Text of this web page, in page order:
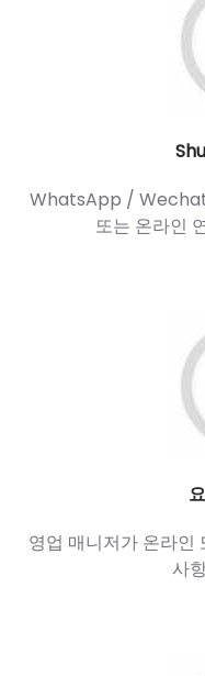
WhatsApp / Wechat
또는 온라인
영업 매니저가 온라인
사